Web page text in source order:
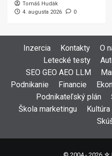
Tomáš Hudák
4. augusta 2026
0
Inzercia Kontakty O
Letecké testy
SEO GEO AEO LLM
Podnikanie
Financie
Podnikateľský plán
Škola marketingu
Kultúra